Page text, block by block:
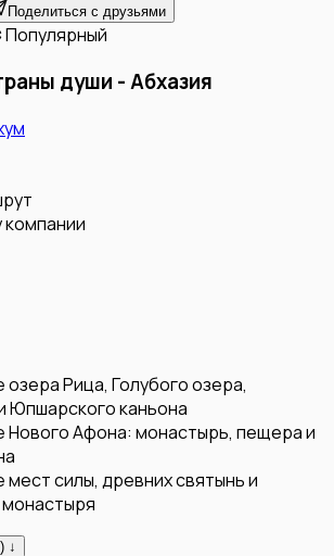
Поделиться с друзьями
Популярный
души - Абхазия
компании
Рица, Голубого озера,
Юпшарского каньона
Афона: монастырь, пещера и
силы, древних святынь и
↓